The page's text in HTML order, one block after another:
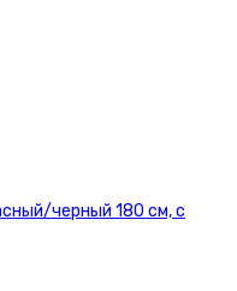
черный 180 см, с